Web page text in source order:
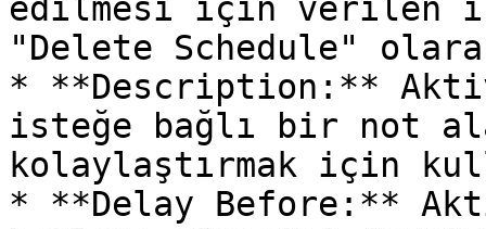
edilmesi için verilen
"Delete Schedule"
* **Description:**
isteğe bağlı bir not
kolaylaştırmak için
* **Delay Before:**